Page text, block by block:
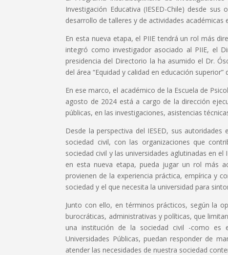
Investigación Educativa (IESED-Chile) desde
desarrollo de talleres y de actividades
En esta nueva etapa, el PIIE tendrá un rol más
integró como investigador asociado al PIIE, el
presidencia del Directorio la ha asumido el Dr.
del área “Equidad y calidad en educación superior”
En ese marco, el académico de la Escuela de
agosto de 2024 está a cargo de la dirección
públicas, en las investigaciones, asistencias
Desde la perspectiva del IESED, sus
sociedad civil, con las organizaciones que
sociedad civil y las universidades aglutinadas en
en esta nueva etapa, pueda jugar un rol más
provienen de la experiencia práctica, empírica y
sociedad y el que necesita la universidad para
Junto con ello, en términos prácticos, según la
burocráticas, administrativas y políticas, que
una institución de la sociedad civil -como es
Universidades Públicas, puedan responder de
atender las necesidades de nuestra sociedad